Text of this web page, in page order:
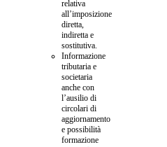
relativa
all’imposizione
diretta,
indiretta e
sostitutiva.
Informazione
tributaria e
societaria
anche con
l’ausilio di
circolari di
aggiornamento
e possibilità
formazione